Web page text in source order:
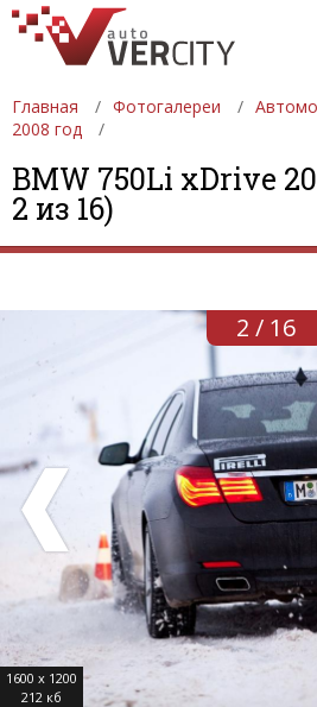
Главная Фотогалереи
2008 год
BMW 750Li xDrive
2 из 16)
ФОТОГАЛЕРЕИ
АВТОСАЛОНЫ
2 / 16
1600 x 1200
212 кб